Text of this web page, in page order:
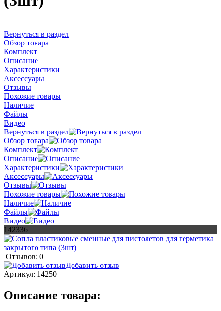
Вернуться в раздел
Обзор товара
Комплект
Описание
Характеристики
Аксессуары
Отзывы
Похожие товары
Наличие
Файлы
Видео
Вернуться в раздел
Обзор товара
Комплект
Описание
Характеристики
Аксессуары
Отзывы
Похожие товары
Наличие
Файлы
Видео
142336
Отзывов: 0
Добавить отзыв
Артикул: 14250
Описание товара: